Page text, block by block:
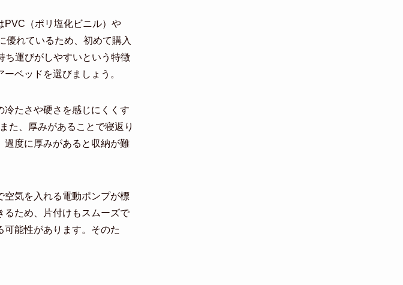
PVC（ポリ塩化ビニル）や
優れているため、初めて購入
ち運びがしやすいという特徴
ベッドを選びましょう。
たさや硬さを感じにくくす
た、厚みがあることで寝返り
過度に厚みがあると収納が難
空気を入れる電動ポンプが標
るため、片付けもスムーズで
能性があります。そのた